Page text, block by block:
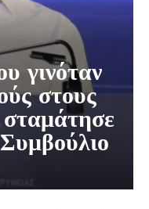
γινόταν
στους
σταμάτησε